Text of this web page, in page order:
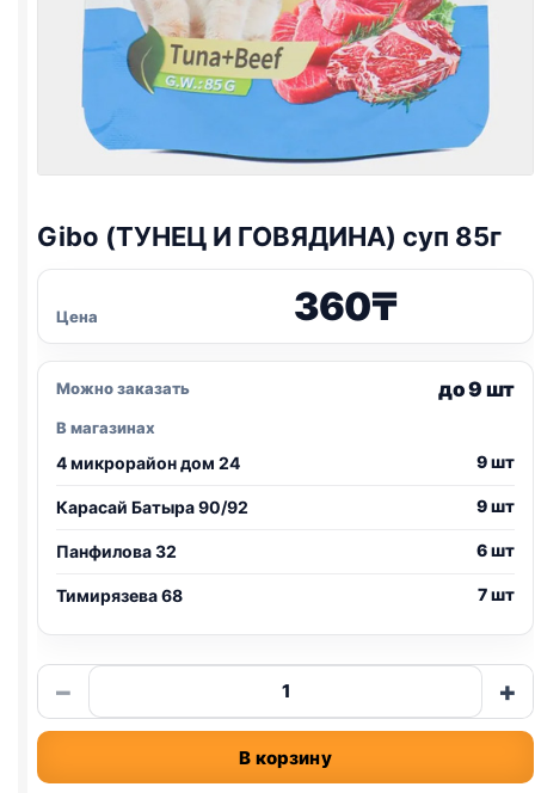
Gibo (ТУНЕЦ И ГОВЯДИНА) суп 85г
Цена 360₸
Можно заказать до 9 шт
В магазинах
4 микрорайон дом 24 9 шт
Карасай Батыра 90/92 9 шт
Панфилова 32 6 шт
Тимирязева 68 7 шт
−
Количество
товара
Gibo
И
+
В корзину